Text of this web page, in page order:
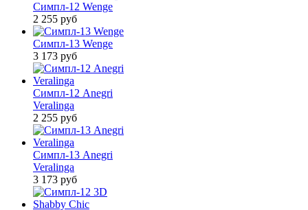
Симпл-12 Wenge
2 255 руб
Симпл-13 Wenge
3 173 руб
Симпл-12 Anegri
Veralinga
2 255 руб
Симпл-13 Anegri
Veralinga
3 173 руб